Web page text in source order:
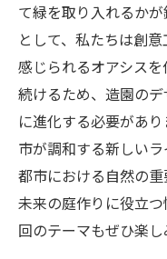
て緑を取り入れるか
として、私たちは創
感じられるオアシス
続けるため、造園の
に進化する必要があ
市が調和する新しい
都市における自然の
未来の庭作りに役立
回のテーマもぜひ楽し